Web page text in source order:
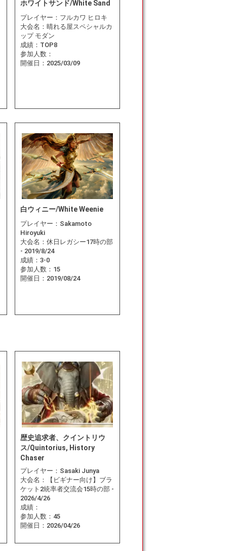
ホワイトサンド/White Sand
プレイヤー： フルカワ ヒロキ
大会名： 晴れる屋スペシャルカ
ップ モダン
成績： TOP8
参加人数：
開催日： 2025/03/09
白ウィニー/White Weenie
プレイヤー： Sakamoto
Hiroyuki
大会名： 休日レガシー17時の部
- 2019/8/24
成績： 3-0
参加人数： 15
開催日： 2019/08/24
歴史追求者、クイントリウ
ス/Quintorius, History
Chaser
プレイヤー： Sasaki Junya
大会名：
【ビギナー向け】ブラ
ケット2統率者交流会15時の部 -
2026/4/26
成績：
参加人数： 45
開催日： 2026/04/26